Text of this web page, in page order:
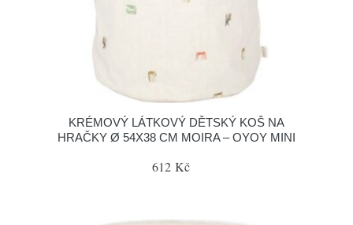
KRÉMOVÝ LÁTKOVÝ DĚTSKÝ KOŠ NA
HRAČKY Ø 54X38 CM MOIRA – OYOY MINI
612 Kč